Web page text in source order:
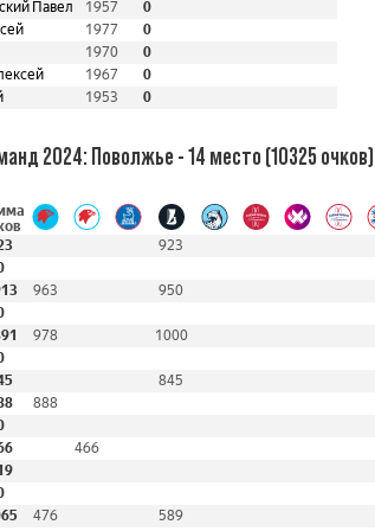
Павел
1957
0
1977
0
1970
0
1967
0
1953 0
2024: Поволжье - 14 место (10325 очков)
923
963
950
978 1000
845
888
466
476
589